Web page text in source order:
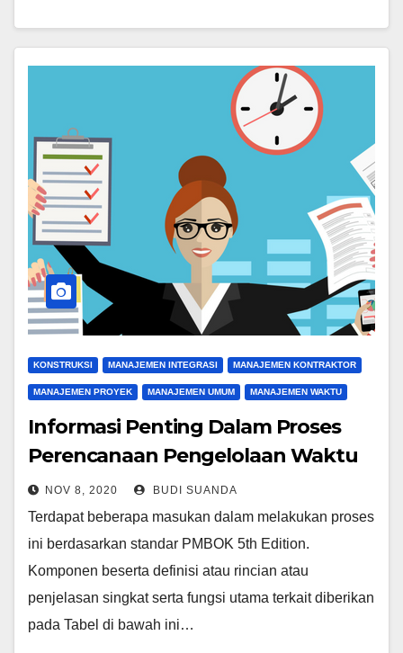
KONSTRUKSI MANAJEMEN INTEGRASI MANAJEMEN KONTRAKTOR
MANAJEMEN PROYEK MANAJEMEN UMUM MANAJEMEN WAKTU
Informasi Penting Dalam Proses
Perencanaan Pengelolaan Waktu
NOV 8, 2020 BUDI SUANDA
Terdapat beberapa masukan dalam melakukan proses
ini berdasarkan standar PMBOK 5th Edition.
Komponen beserta definisi atau rincian atau
penjelasan singkat serta fungsi utama terkait diberikan
pada Tabel di bawah ini…